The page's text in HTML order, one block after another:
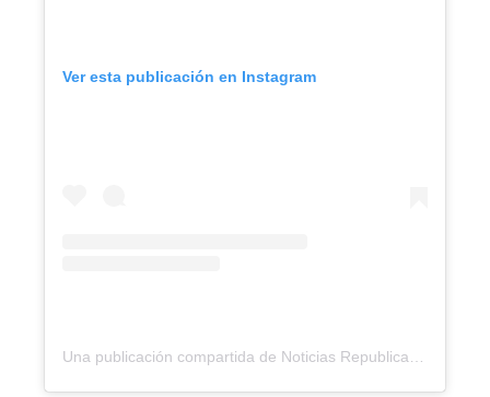
Ver esta publicación en Instagram